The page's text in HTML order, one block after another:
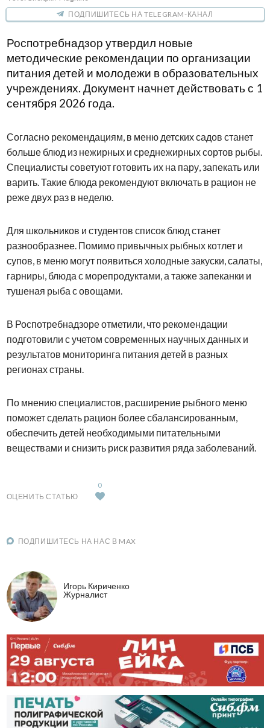
ПОДПИШИТЕСЬ НА TELEGRAM-КАНАЛ
Роспотребнадзор утвердил новые
методические рекомендации по организации
питания детей и молодежи в образовательных
учреждениях. Документ начнет действовать с 1
сентября 2026 года.
Согласно рекомендациям, в меню детских садов станет
больше блюд из нежирных и среднежирных сортов рыбы.
Специалисты советуют готовить их на пару, запекать или
варить. Такие блюда рекомендуют включать в рацион не
реже двух раз в неделю.
Для школьников и студентов список блюд станет
разнообразнее. Помимо привычных рыбных котлет и
супов, в меню могут появиться холодные закуски, салаты,
гарниры, блюда с морепродуктами, а также запеканки и
тушеная рыба с овощами.
В Роспотребнадзоре отметили, что рекомендации
подготовили с учетом современных научных данных и
результатов мониторинга питания детей в разных
регионах страны.
По мнению специалистов, расширение рыбного меню
поможет сделать рацион более сбалансированным,
обеспечить детей необходимыми питательными
веществами и снизить риск развития ряда заболеваний.
ОЦЕНИТЬ СТАТЬЮ
0
ПОДПИШИТЕСЬ НА НАС В MAX
Игорь Кириченко
Журналист